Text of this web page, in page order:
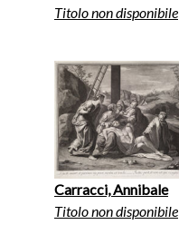
Titolo non disponibile
Carracci, Annibale
Titolo non disponibile